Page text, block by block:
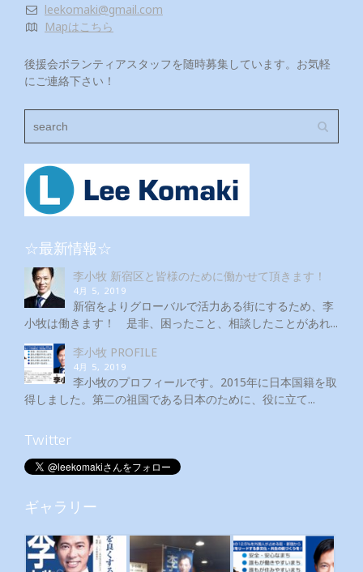
leekomaki@gmail.com
Mapはこちら
後援会ボランティアスタッフを随時募集しています。お気軽
にご連絡下さい！
☆最新情報☆
李小牧 新宿区と皆様のために働かせて頂きます！
4月 5, 2019
新宿をよりグローバルで活力ある街にするため、李
小牧は働きます！ 是非、困ったこと、相談したことがあれ...
李小牧 PROFILE
4月 5, 2019
李小牧のプロフィールです。2015年に日本国籍を取
得しました。第二の祖国である日本のために、役に立て...
Twitter
ギャラリー